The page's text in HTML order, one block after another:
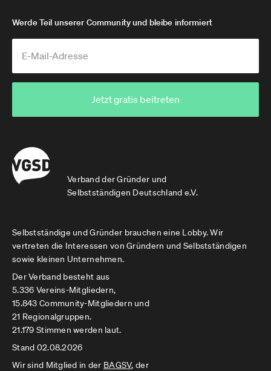
Verband der Gründer und
Selbstständigen Deutschland e.V.
Werde Teil unserer Community und bleibe informiert
Jetzt gratis beitreten
Selbstständige und Gründer brauchen eine Lobby. Wir
vertreten die Interessen von Gründern und Selbstständigen
sowie kleinen Unternehmen.
Der Verband besteht aus
5.336 Vereins-Mitgliedern,
15.843 Community-Mitgliedern und
21 Regionalgruppen.
21.179 Stimmen werden laut.
Stand 02.08.2026
Wir sind Mitglied in der BAGSV, der